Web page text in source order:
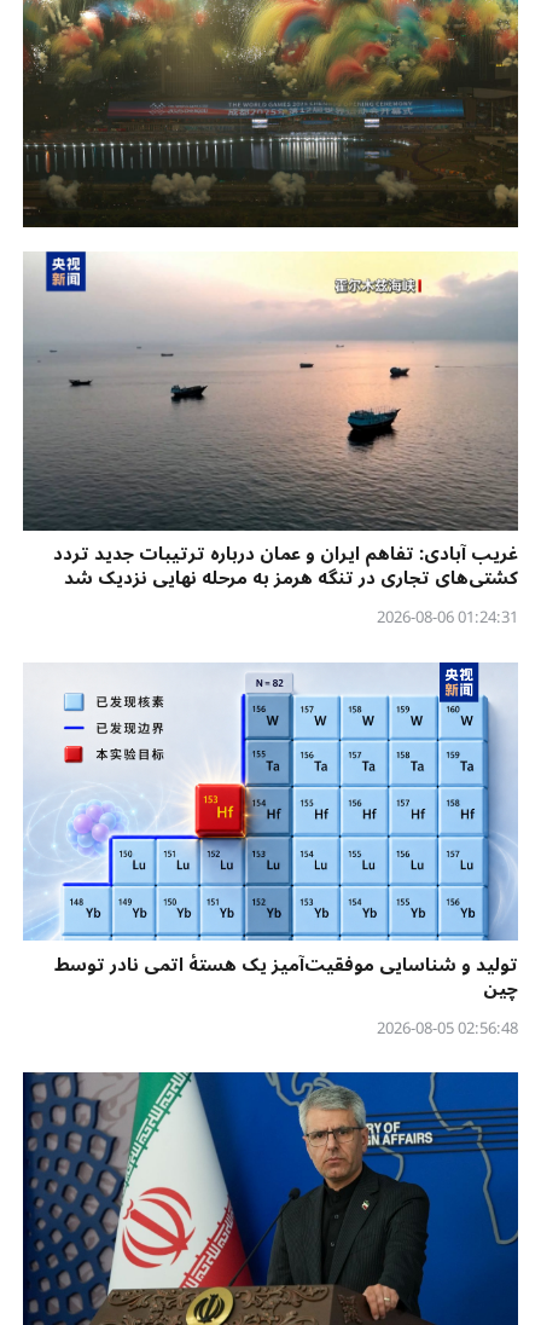
غریب آبادی: تفاهم ایران و عمان درباره ترتیبات جدید تردد
کشتی‌های تجاری در تنگه هرمز به مرحله نهایی نزدیک شد
01:24:31 2026-08-06
تولید و شناسایی موفقیت‌آمیز یک هستهٔ اتمی نادر توسط
چین
02:56:48 2026-08-05